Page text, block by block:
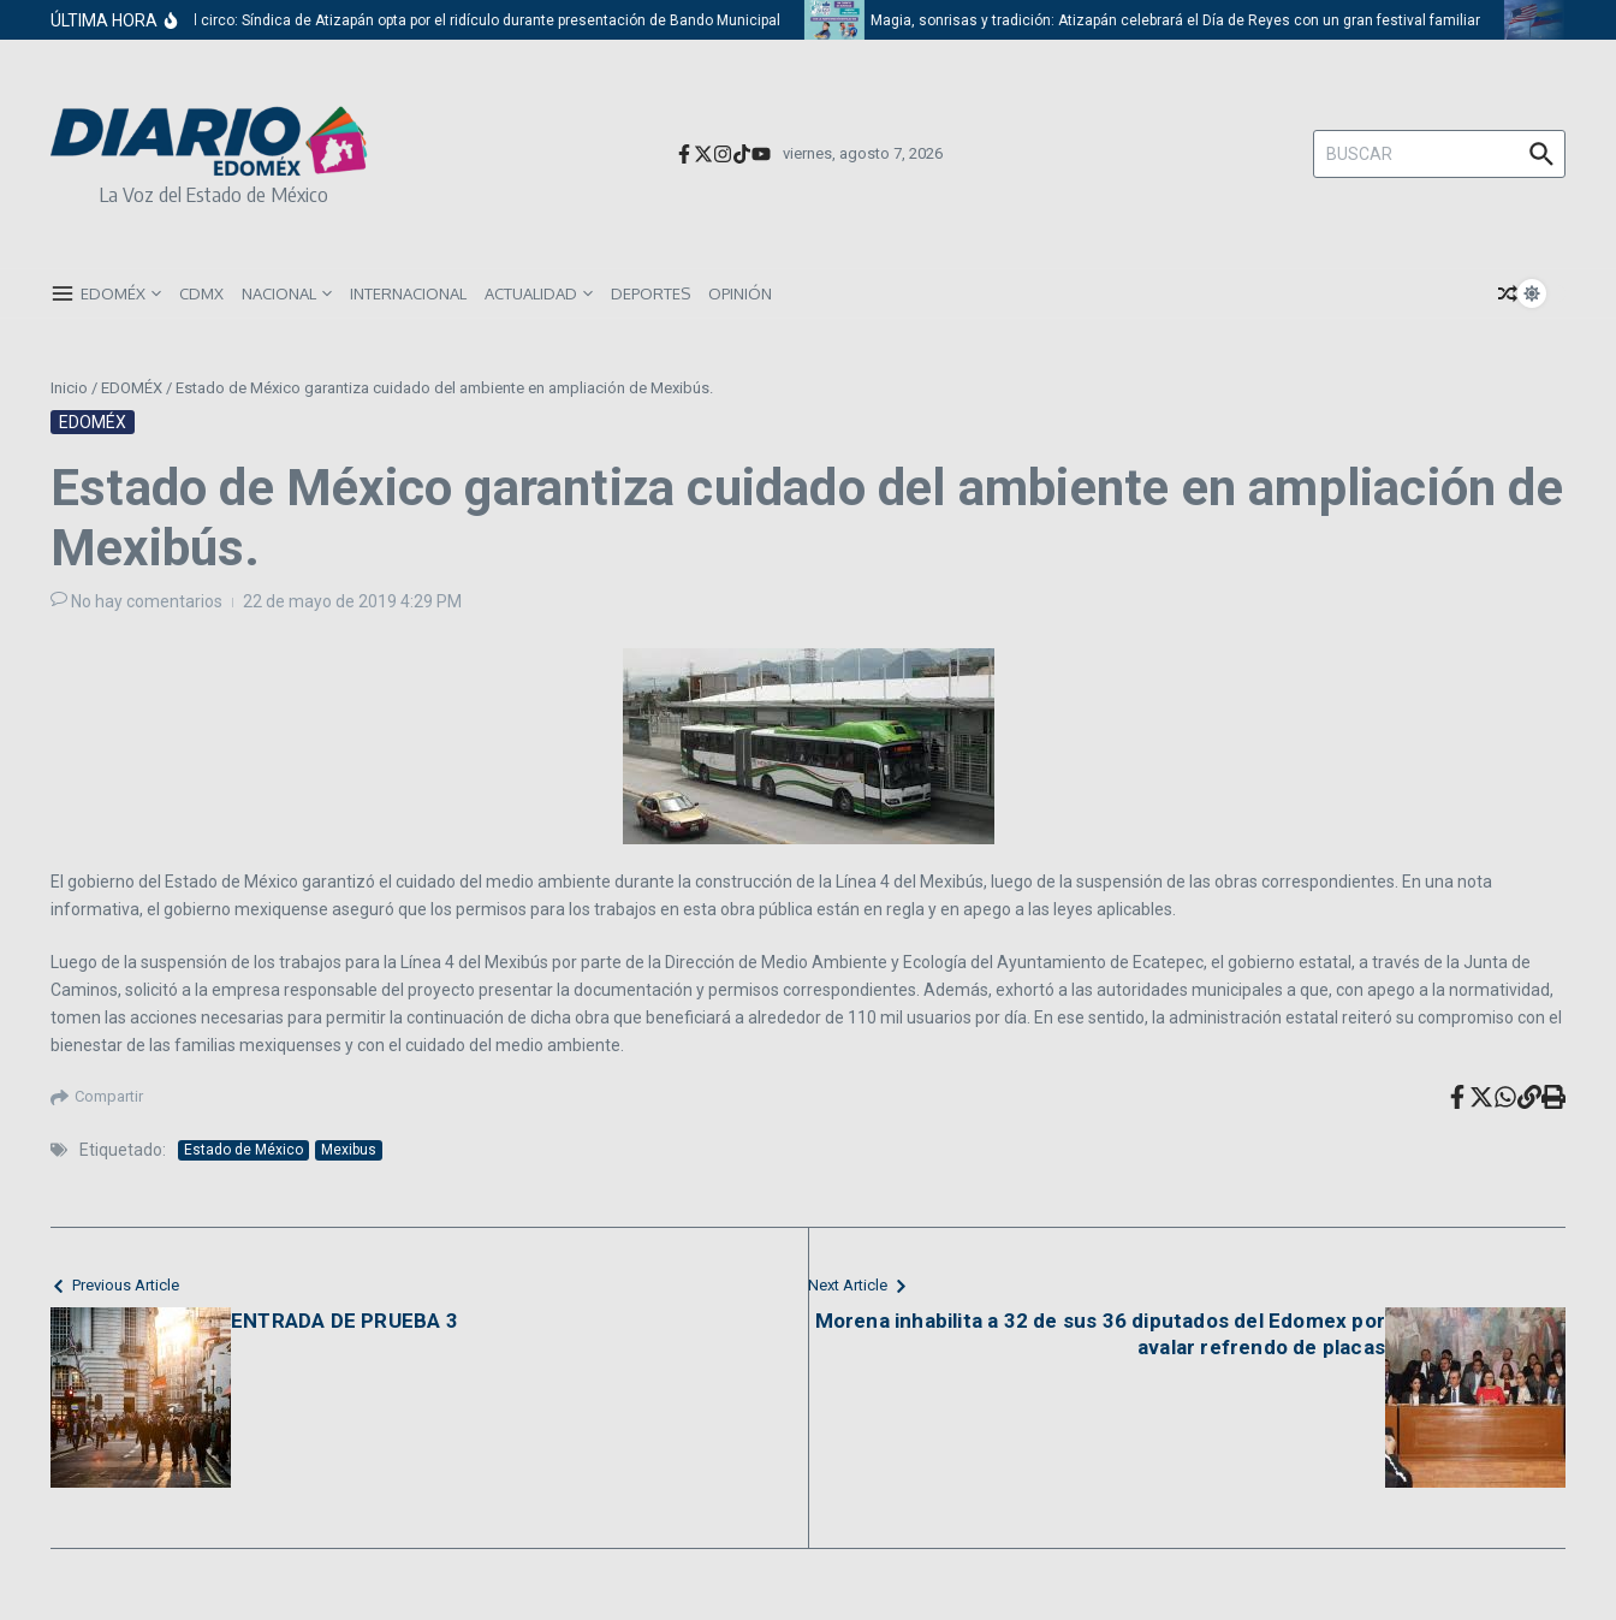
Saltar al contenido
ÚLTIMA HORA
Del cabildo al circo: Síndica de Atizapán opta por el ridículo durante presentación de Bando Municipal Magia, sonrisas y tradición: Atizapán celebrará el Día de Reyes con un gran festival familiar Trump
La Voz del Estado de México
viernes, agosto 7, 2026
Buscar:
EDOMÉX CDMX NACIONAL INTERNACIONAL ACTUALIDAD DEPORTES OPINIÓN
Inicio / EDOMÉX / Estado de México garantiza cuidado del ambiente en ampliación de Mexibús.
EDOMÉX
Estado de México garantiza cuidado del ambiente en ampliación de
Mexibús.
No hay comentarios 22 de mayo de 2019 4:29 PM
El gobierno del Estado de México garantizó el cuidado del medio ambiente durante la construcción de la Línea 4 del Mexibús, luego de la suspensión de las obras correspondientes. En una nota
informativa, el gobierno mexiquense aseguró que los permisos para los trabajos en esta obra pública están en regla y en apego a las leyes aplicables.
Luego de la suspensión de los trabajos para la Línea 4 del Mexibús por parte de la Dirección de Medio Ambiente y Ecología del Ayuntamiento de Ecatepec, el gobierno estatal, a través de la Junta de
Caminos, solicitó a la empresa responsable del proyecto presentar la documentación y permisos correspondientes. Además, exhortó a las autoridades municipales a que, con apego a la normatividad,
tomen las acciones necesarias para permitir la continuación de dicha obra que beneficiará a alrededor de 110 mil usuarios por día. En ese sentido, la administración estatal reiteró su compromiso con el
bienestar de las familias mexiquenses y con el cuidado del medio ambiente.
Compartir
Etiquetado: Estado de México Mexibus
Previous Article
ENTRADA DE PRUEBA 3
Next Article
Morena inhabilita a 32 de sus 36 diputados del Edomex por
avalar refrendo de placas